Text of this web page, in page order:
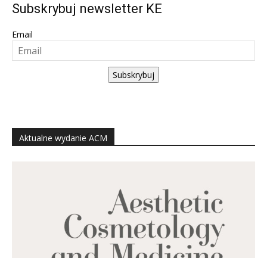
Subskrybuj newsletter KE
Email
Subskrybuj
Aktualne wydanie ACM